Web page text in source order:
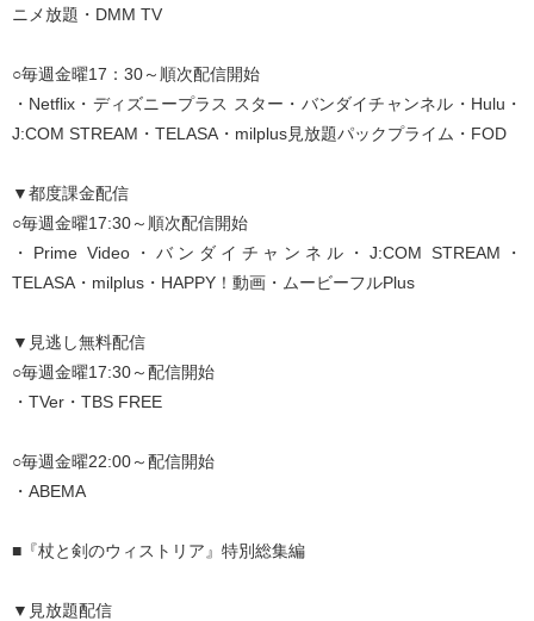
ニメ放題・DMM TV
○毎週金曜17：30～順次配信開始
・Netflix・ディズニープラス スター・バンダイチャンネル・Hulu・
J:COM STREAM・TELASA・milplus見放題パックプライム・FOD
▼都度課金配信
○毎週金曜17:30～順次配信開始
・Prime Video・バンダイチャンネル・J:COM STREAM・
TELASA・milplus・HAPPY！動画・ムービーフルPlus
▼見逃し無料配信
○毎週金曜17:30～配信開始
・TVer・TBS FREE
○毎週金曜22:00～配信開始
・ABEMA
■『杖と剣のウィストリア』特別総集編
▼見放題配信